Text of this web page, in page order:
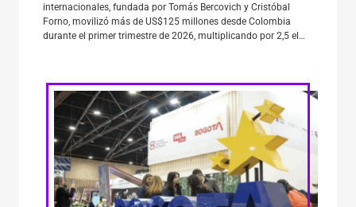
internacionales, fundada por Tomás Bercovich y Cristóbal
Forno, movilizó más de US$125 millones desde Colombia
durante el primer trimestre de 2026, multiplicando por 2,5 el